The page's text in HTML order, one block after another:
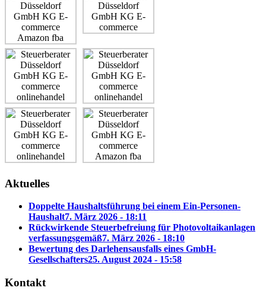
Aktuelles
Doppelte Haushaltsführung bei einem Ein-Personen-
Haushalt7. März 2026 - 18:11
Rückwirkende Steuerbefreiung für Photovoltaikanlagen
verfassungsgemäß7. März 2026 - 18:10
Bewertung des Darlehensausfalls eines GmbH-
Gesellschafters25. August 2024 - 15:58
Kontakt